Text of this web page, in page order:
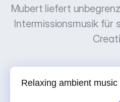
Mubert liefert
Intermissionsmusik für